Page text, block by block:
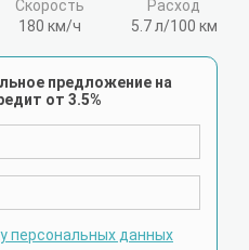
Cкорость
180 км/ч
Расход
5.7 л/100 км
предложение на
от 3.5%
персональных данных